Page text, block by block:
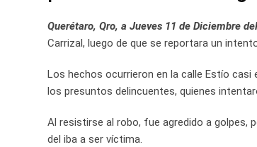
Querétaro, Qro, a Jueves 11 de Diciembre
Carrizal, luego de que se reportara un
Los hechos ocurrieron en la calle Estío casi
los presuntos delincuentes, quienes
Al resistirse al robo, fue agredido a golpes,
del iba a ser víctima.